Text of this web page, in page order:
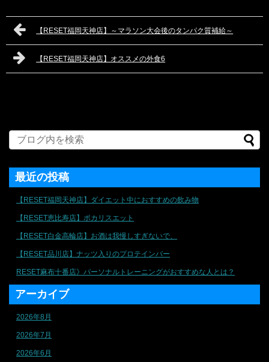
【RESET福岡天神店】～マラソン大会後のタンパク質補給～
【RESET福岡天神店】オススメの外食6
最近の投稿
【RESET福岡天神店】ダイエット中におすすめの飲み物
【RESET恵比寿店】ポカリスエット
【RESET白金高輪店】お酒は我慢しすぎないで、
【RESET品川店】ナッツ入りのプロテインバー
RESET麻布十番店》パーソナルトレーニングがおすすめな人とは？
アーカイブ
2026年8月
2026年7月
2026年6月